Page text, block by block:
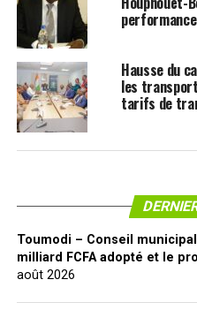
Hausse du
les
tarifs de
Toumodi – Conseil
milliard FCFA adopté et le
août 2026